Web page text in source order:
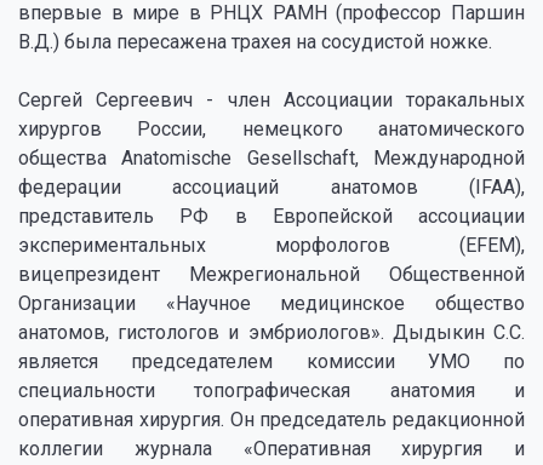
впервые в мире в РНЦХ РАМН (профессор Паршин
В.Д.) была пересажена трахея на сосудистой ножке.
Сергей Сергеевич - член Ассоциации торакальных
хирургов России, немецкого анатомического
общества Anatomische Gesellschaft, Международной
федерации ассоциаций анатомов (IFAA),
представитель РФ в Европейской ассоциации
экспериментальных морфологов (EFEM),
вицепрезидент Межрегиональной Общественной
Организации «Научное медицинское общество
анатомов, гистологов и эмбриологов». Дыдыкин С.С.
является председателем комиссии УМО по
специальности топографическая анатомия и
оперативная хирургия. Он председатель редакционной
коллегии журнала «Оперативная хирургия и